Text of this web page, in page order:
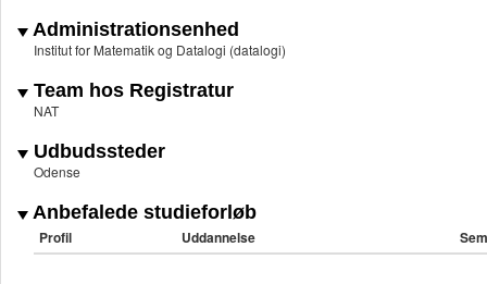
Administrationsenhed
Institut for Matematik og Datalogi (datalogi)
Team hos Registratur
NAT
Udbudssteder
Odense
Anbefalede studieforløb
Profil Uddannelse